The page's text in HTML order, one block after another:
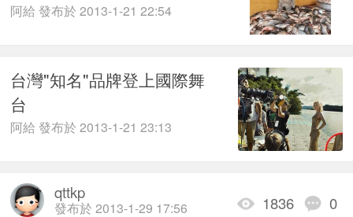
阿給 發布於 2013-1-21 22:54
台灣"知名"品牌登上國際舞
台
阿給 發布於 2013-1-21 23:13
1836 0
qttkp
發布於 2013-1-29 17:56